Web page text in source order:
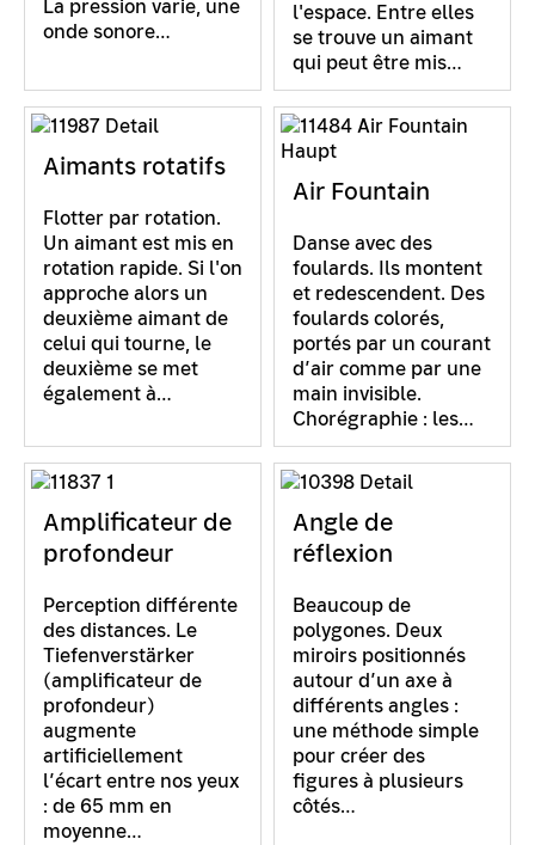
La pression varie, une
onde sonore…
l'espace. Entre elles
se trouve un aimant
qui peut être mis…
Aimants rotatifs
Flotter par rotation.
Un aimant est mis en
rotation rapide. Si l'on
approche alors un
deuxième aimant de
celui qui tourne, le
deuxième se met
également à…
Air Fountain
Danse avec des
foulards. Ils montent
et redescendent. Des
foulards colorés,
portés par un courant
d’air comme par une
main invisible.
Chorégraphie : les…
Amplificateur de
profondeur
Perception différente
des distances. Le
Tiefenverstärker
(amplificateur de
profondeur)
augmente
artificiellement
l’écart entre nos yeux
: de 65 mm en
moyenne…
Angle de
réflexion
Beaucoup de
polygones. Deux
miroirs positionnés
autour d’un axe à
différents angles :
une méthode simple
pour créer des
figures à plusieurs
côtés…